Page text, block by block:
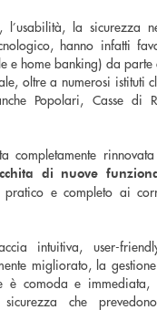
la sicurezza
hanno infatti
e home banking) da parte
oltre a numerosi istituti
Popolari, Casse di
completamente
di nuove
e completo ai
intuitiva, user-
migliorato, la
è comoda e
che